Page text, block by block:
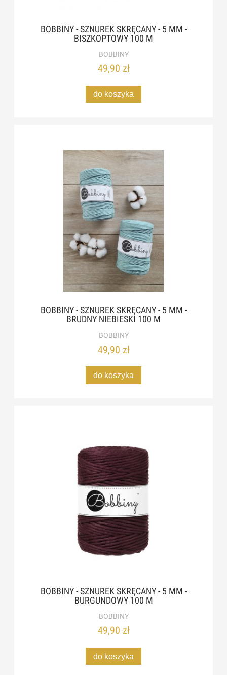
BOBBINY - SZNUREK SKRĘCANY - 5 MM -
BISZKOPTOWY 100 M
BOBBINY
49,90 zł
do koszyka
BOBBINY - SZNUREK SKRĘCANY - 5 MM -
BRUDNY NIEBIESKI 100 M
BOBBINY
49,90 zł
do koszyka
BOBBINY - SZNUREK SKRĘCANY - 5 MM -
BURGUNDOWY 100 M
BOBBINY
49,90 zł
do koszyka